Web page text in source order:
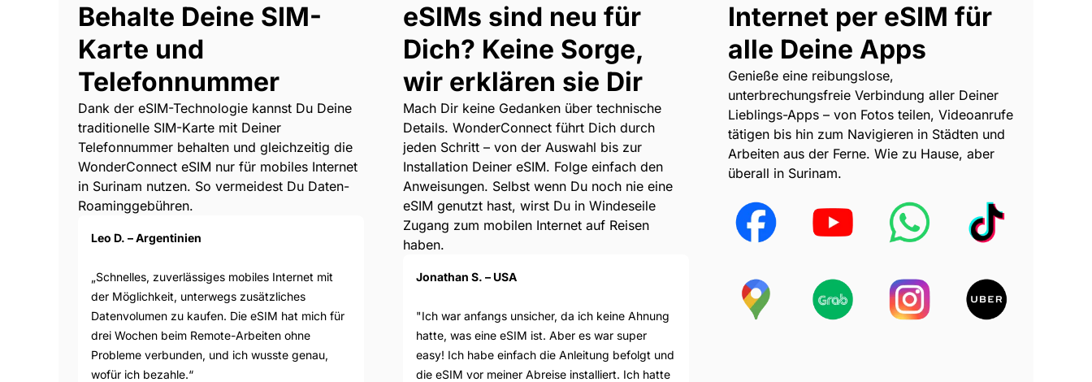
Behalte Deine SIM-
Karte und
Telefonnummer
Dank der eSIM-Technologie kannst Du Deine
traditionelle SIM-Karte mit Deiner
Telefonnummer behalten und gleichzeitig die
WonderConnect eSIM nur für mobiles Internet
in Surinam nutzen. So vermeidest Du Daten-
Roaminggebühren.
Leo D. – Argentinien
„Schnelles, zuverlässiges mobiles Internet mit
der Möglichkeit, unterwegs zusätzliches
Datenvolumen zu kaufen. Die eSIM hat mich für
drei Wochen beim Remote-Arbeiten ohne
Probleme verbunden, und ich wusste genau,
wofür ich bezahle.“
eSIMs sind neu für
Dich? Keine Sorge,
wir erklären sie Dir
Mach Dir keine Gedanken über technische
Details. WonderConnect führt Dich durch
jeden Schritt – von der Auswahl bis zur
Installation Deiner eSIM. Folge einfach den
Anweisungen. Selbst wenn Du noch nie eine
eSIM genutzt hast, wirst Du in Windeseile
Zugang zum mobilen Internet auf Reisen
haben.
Jonathan S. – USA
"Ich war anfangs unsicher, da ich keine Ahnung
hatte, was eine eSIM ist. Aber es war super
easy! Ich habe einfach die Anleitung befolgt und
die eSIM vor meiner Abreise installiert. Ich hatte
Internet per eSIM für
alle Deine Apps
Genieße eine reibungslose,
unterbrechungsfreie Verbindung aller Deiner
Lieblings-Apps – von Fotos teilen, Videoanrufe
tätigen bis hin zum Navigieren in Städten und
Arbeiten aus der Ferne. Wie zu Hause, aber
überall in Surinam.